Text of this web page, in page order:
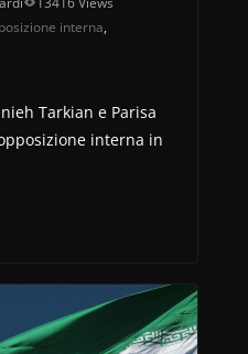
interna,
Tarkian e Parisa
interna in